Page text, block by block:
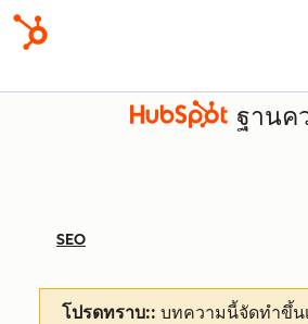
ฐานค
SEO
โปรดทราบ:: บทความนี้จัดทำขึ้น